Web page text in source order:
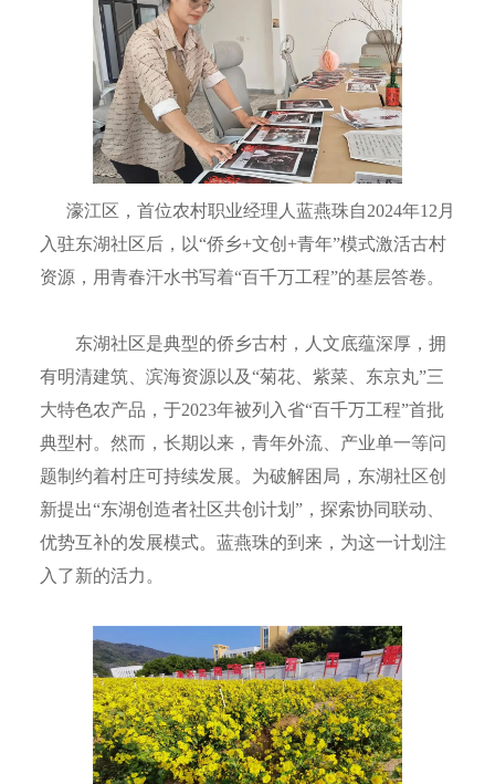
濠江区，首位农村职业经理人蓝燕珠自2024年12月
入驻东湖社区后，以“侨乡+文创+青年”模式激活古村
资源，用青春汗水书写着“百千万工程”的基层答卷。
东湖社区是典型的侨乡古村，人文底蕴深厚，拥
有明清建筑、滨海资源以及“菊花、紫菜、东京丸”三
大特色农产品，于2023年被列入省“百千万工程”首批
典型村。然而，长期以来，青年外流、产业单一等问
题制约着村庄可持续发展。为破解困局，东湖社区创
新提出“东湖创造者社区共创计划”，探索协同联动、
优势互补的发展模式。蓝燕珠的到来，为这一计划注
入了新的活力。